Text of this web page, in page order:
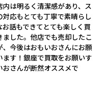
内は明るく清潔感があり、ス
対応もとても丁寧で素晴らし
話もできてとても楽しく買
ました。他店でも売却したこ
、今後はおもいおさんにお願
ます！銀座で買取をお願いす
おさんが断然オススメで